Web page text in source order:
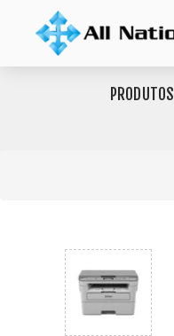
PRODUTOS